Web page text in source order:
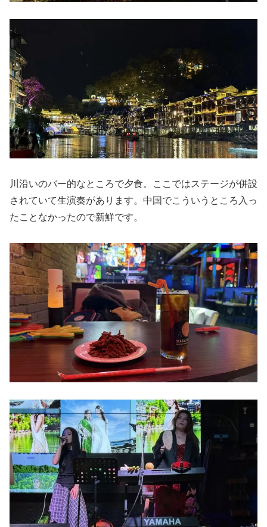
川沿いのバー的なところで夕食。ここではステージが併設
されていて生演奏があります。中国でこういうところ入っ
たことなかったので新鮮です。